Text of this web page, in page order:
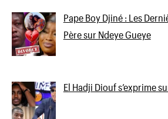
Pape Boy Djiné : Les
Père sur Ndeye Gueye
El Hadji Diouf s’exprime